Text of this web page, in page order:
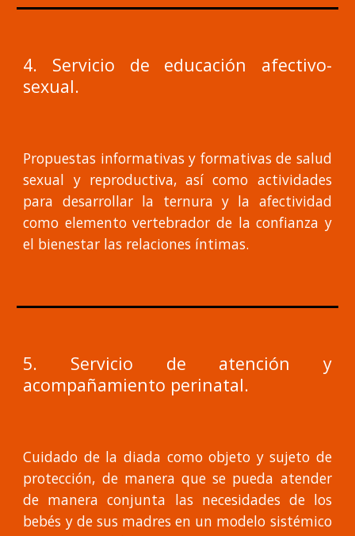
4. Servicio de educación afectivo-
sexual.
Propuestas informativas y formativas de salud
sexual y reproductiva, así como actividades
para desarrollar la ternura y la afectividad
como elemento vertebrador de la confianza y
el bienestar las relaciones íntimas.
5. Servicio de atención y
acompañamiento perinatal.
Cuidado de la diada como objeto y sujeto de
protección, de manera que se pueda atender
de manera conjunta las necesidades de los
bebés y de sus madres en un modelo sistémico